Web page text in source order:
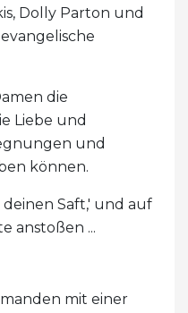
Dolly Parton und
die
Liebe und
und
können.
Saft,' und auf
anstoßen ...
mit einer